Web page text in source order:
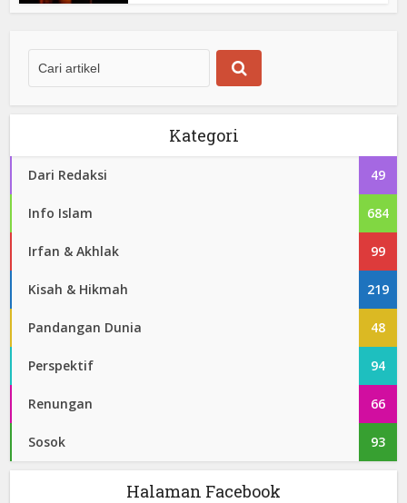
Kategori
Dari Redaksi 49
Info Islam 684
Irfan & Akhlak 99
Kisah & Hikmah 219
Pandangan Dunia 48
Perspektif 94
Renungan 66
Sosok 93
Halaman Facebook